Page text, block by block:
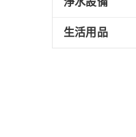
生活用品